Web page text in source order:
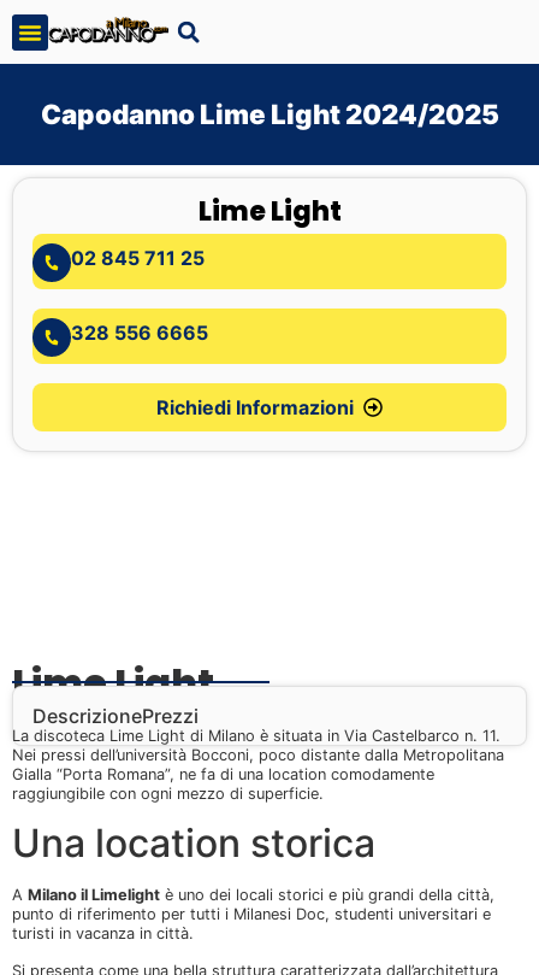
Capodanno Lime Light 2024/2025
Lime Light
DescrizionePrezzi
La discoteca Lime Light di Milano è situata in Via Castelbarco n. 11.
Nei pressi dell’università Bocconi, poco distante dalla Metropolitana
Gialla “Porta Romana”, ne fa di una location comodamente
raggiungibile con ogni mezzo di superficie.
Una location storica
A Milano il Limelight è uno dei locali storici e più grandi della città,
punto di riferimento per tutti i Milanesi Doc, studenti universitari e
turisti in vacanza in città.
Si presenta come una bella struttura caratterizzata dall’architettura
Lime Light
02 845 711 25
328 556 6665
Richiedi Informazioni